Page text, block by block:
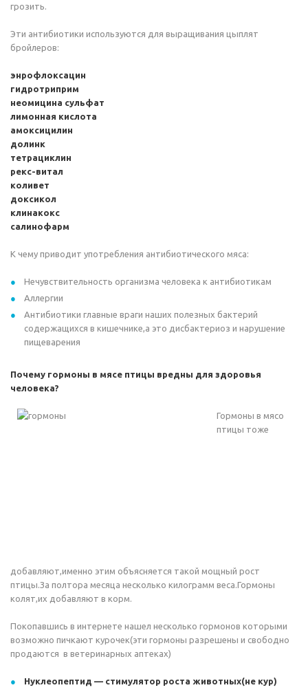
грозить.
Эти антибиотики используются для выращивания цыплят
бройлеров:
энрофлоксацин
гидротриприм
неомицина сульфат
лимонная кислота
амоксицилин
долинк
тетрациклин
рекс-витал
коливет
доксикол
клинакокс
салинофарм
К чему приводит употребления антибиотического мяса:
Нечувствительность организма человека к антибиотикам
Аллергии
Антибиотики главные враги наших полезных бактерий
содержащихся в кишечнике,а это дисбактериоз и нарушение
пищеварения
Почему гормоны в мясе птицы вредны для здоровья
человека?
Гормоны в мясо
птицы тоже
добавляют,именно этим объясняется такой мощный рост
птицы.За полтора месяца несколько килограмм веса.Гормоны
колят,их добавляют в корм.
Покопавшись в интернете нашел несколько гормонов которыми
возможно пичкают курочек(эти гормоны разрешены и свободно
продаются в ветеринарных аптеках)
Нуклеопептид — стимулятор роста животных(не кур)